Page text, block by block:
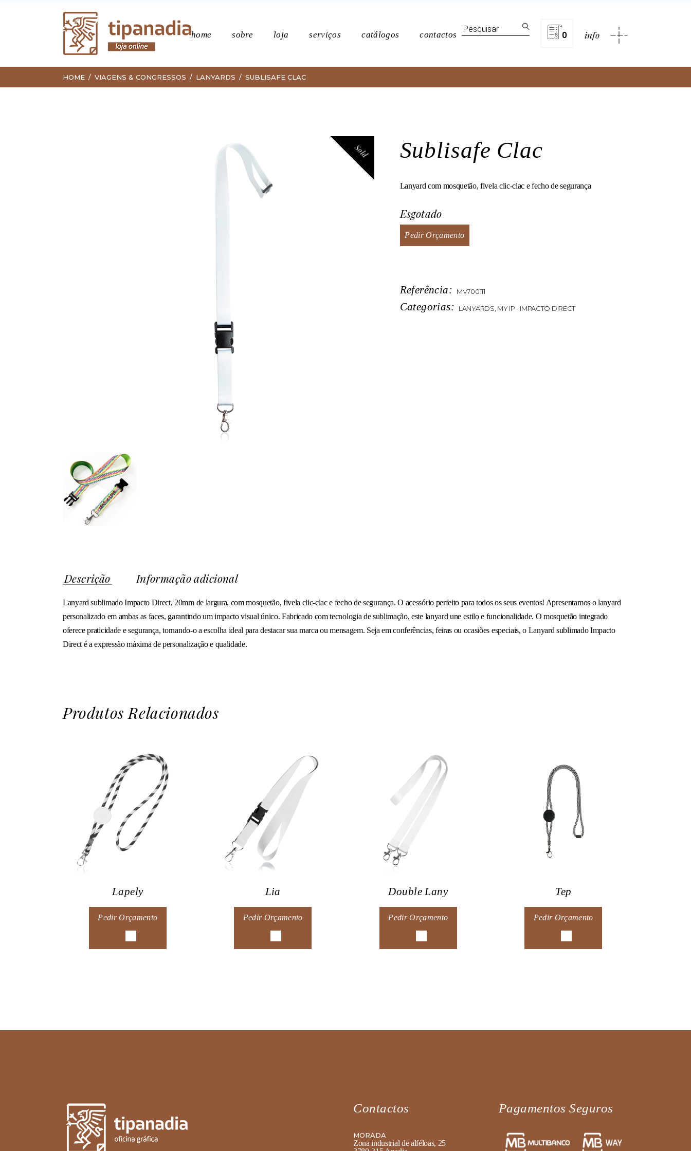
home sobre loja serviços catálogos contactos
Search
for:
0 info
Política de privacidade
HOME VIAGENS & CONGRESSOS LANYARDS SUBLISAFE CLAC
Sold Sublisafe Clac
Lanyard com mosquetão, fivela clic-clac e fecho de segurança
Esgotado
Pedir Orçamento
Referência: MV700111
Categorias: LANYARDS MY IP - IMPACTO DIRECT
Descrição Informação adicional
Lanyard sublimado Impacto Direct, 20mm de largura, com mosquetão, fivela clic-clac e fecho de segurança. O acessório perfeito para todos os seus eventos! Apresentamos o lanyard
personalizado em ambas as faces, garantindo um impacto visual único. Fabricado com tecnologia de sublimação, este lanyard une estilo e funcionalidade. O mosquetão integrado
oferece praticidade e segurança, tornando-o a escolha ideal para destacar sua marca ou mensagem. Seja em conferências, feiras ou ocasiões especiais, o Lanyard sublimado Impacto
Direct é a expressão máxima de personalização e qualidade.
Produtos Relacionados
Lapely
Pedir Orçamento
Lia
Pedir Orçamento
Double Lany
Pedir Orçamento
Tep
Pedir Orçamento
Contactos
MORADA
Zona industrial de alféloas, 25
Pagamentos Seguros